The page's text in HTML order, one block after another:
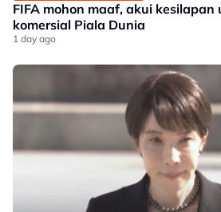
FIFA mohon maaf, akui
komersial Piala Dunia
1 day ago